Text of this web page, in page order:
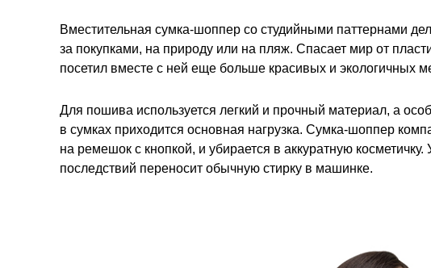
Вместительная сумка-шоппер со студийными паттернами
за покупками, на природу или на пляж. Спасает мир от
посетил вместе с ней еще больше красивых и экологичных
Для пошива используется легкий и прочный материал, а
в сумках приходится основная нагрузка. Сумка-шоппер
на ремешок с кнопкой, и убирается в аккуратную
последствий переносит обычную стирку в машинке.